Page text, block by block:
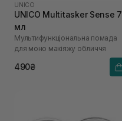
UNICO
UNICO Multitasker Sense 7
мл
Мультифункціональна помада
для моно макіяжу обличчя
490₴